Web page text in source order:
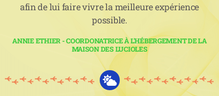
afin de lui faire vivre la meilleure expérience
possible.
ANNIE ETHIER - COORDONATRICE À L'HÉBERGEMENT DE LA
MAISON DES LUCIOLES